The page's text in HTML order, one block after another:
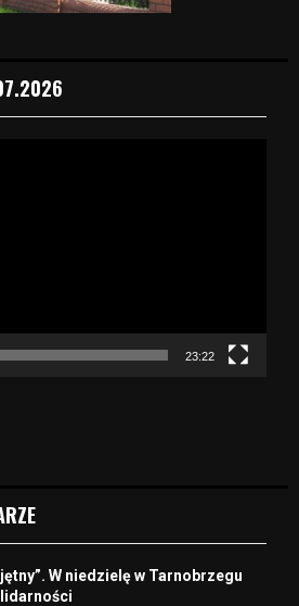
23:22
W niedzielę w Tarnobrzegu